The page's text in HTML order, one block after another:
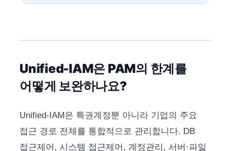
Unified-IAM은 PAM의 한계를
어떻게 보완하나요?
Unified-IAM은 특권계정뿐 아니라 기업의 주요
접근 경로 전체를 통합적으로 관리합니다. DB
접근제어, 시스템 접근제어, 계정관리, 서버·파일